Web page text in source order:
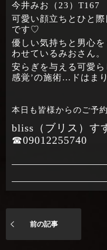
今井みお（23）
可愛い顔立ちとひと
です♡
優しい気持ちと男心
わせているみおさん。
安らぎを与える可愛
感覚’の施術…ドはま
本日も皆様からのご予
bliss（ブリス）
☎09012255740
前の記事